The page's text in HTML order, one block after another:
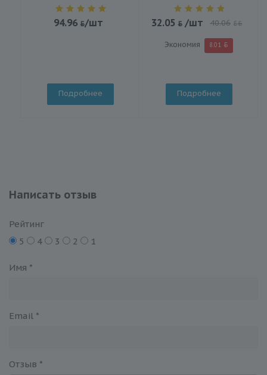
94.96 /шт
Подробнее
32.05 /шт 40.06 BYN
Экономия 8.01
Подробнее
Написать отзыв
Рейтинг
5
4 3 2 1
Имя *
Email *
Отзыв *